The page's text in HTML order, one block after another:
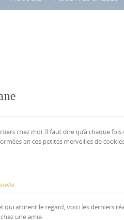
chez moi. Il faut dire qu’à chaque
en ces petites merveilles de
qui attirent le regard, voici les derniers
une amie.